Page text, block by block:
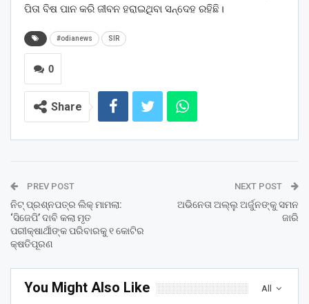
ପିତା ବିଷ ପାନ କରି ଜୀବନ ହରାଇଥିବା ସନ୍ଦେହ ରହିଛି।
#odianews SIR
0
Share
PREV POST
ନିଟ୍ ପ୍ରଶ୍ନପତ୍ର ଲିକ୍ ମାମଲା:
‘ସିଜେପି’ ଦାବି କଲା ମୃତ
ପରୀକ୍ଷାର୍ଥୀଙ୍କ ପରିବାରକୁ ୧ କୋଟିର
କ୍ଷତିପୂରଣ
NEXT POST
ଅଭିନେତା ଅଲ୍ଲୁ ଅର୍ଜୁନଙ୍କୁ ସମନ
ଜାରି
All
You Might Also Like